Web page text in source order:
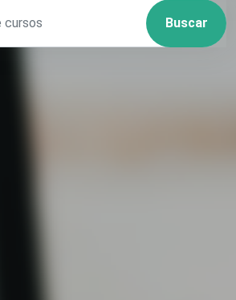
Buscar